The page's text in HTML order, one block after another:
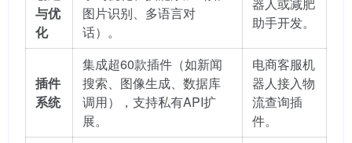
与优
化
图片识别、多语言对
话）。
助手开发。
插件
系统
集成超60款插件（如新闻
搜索、图像生成、数据库
调用），支持私有API扩
展。
电商客服机
器人接入物
流查询插
件。